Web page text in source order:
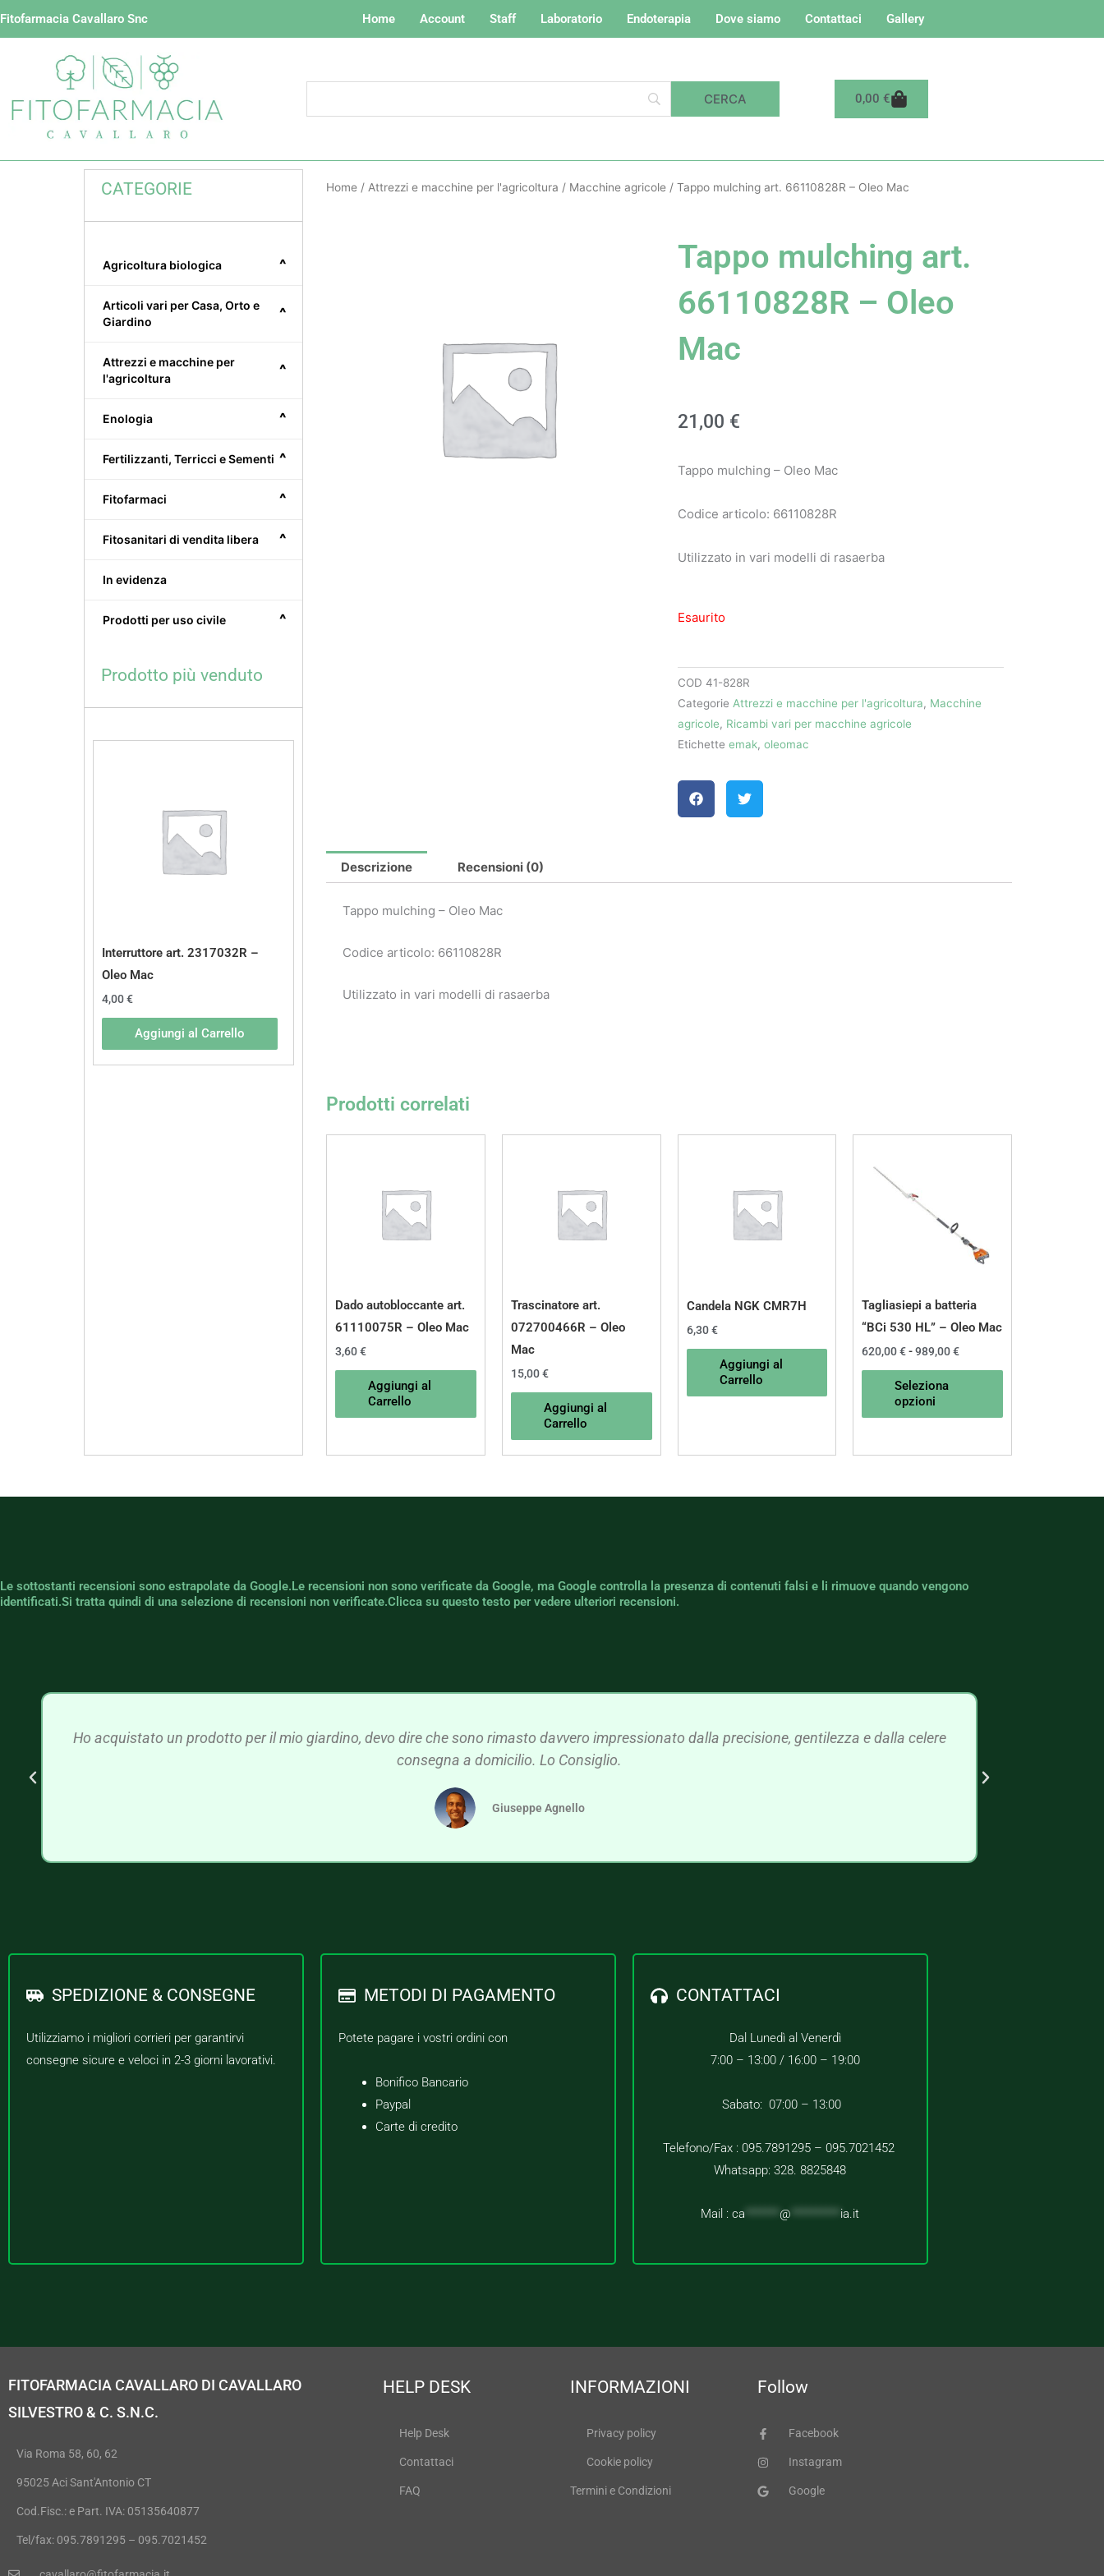
Vai
Fitofarmacia Cavallaro Snc Home Account Staff Laboratorio Endoterapia Dove siamo Contattaci Gallery
0,00 €Carrello
CATEGORIE
^
Agricoltura biologica
^
Articoli vari per Casa, Orto e
Giardino
^
Attrezzi e macchine per
l'agricoltura
^
Enologia
^
Fertilizzanti, Terricci e Sementi
^
Fitofarmaci
^
Fitosanitari di vendita libera
In evidenza
^
Prodotti per uso civile
Prodotto più venduto
Interruttore art. 2317032R –
Oleo Mac
4,00€
Aggiungi al Carrello
Home / Attrezzi e macchine per l'agricoltura / Macchine agricole / Tappo mulching art. 66110828R – Oleo Mac
Tappo mulching art.
66110828R – Oleo
Mac
21,00 €
Tappo mulching – Oleo Mac
Codice articolo: 66110828R
Utilizzato in vari modelli di rasaerba
Esaurito
COD 41-828R
Categorie Attrezzi e macchine per l'agricoltura, Macchine
agricole, Ricambi vari per macchine agricole
Etichette emak, oleomac
Descrizione Recensioni (0)
Tappo mulching – Oleo Mac
Codice articolo: 66110828R
Utilizzato in vari modelli di rasaerba
Prodotti correlati
Dado autobloccante art.
61110075R – Oleo Mac
3,60€
Aggiungi al
Carrello
Trascinatore art.
072700466R – Oleo
Mac
15,00€
Aggiungi al
Carrello
Candela NGK CMR7H
6,30€
Aggiungi al
Carrello
Tagliasiepi a batteria
“BCi 530 HL” – Oleo Mac
620,00€ - 989,00€
Seleziona
opzioni
nella
Le sottostanti recensioni sono estrapolate da Google.Le recensioni non sono verificate da Google, ma Google controlla la presenza di contenuti falsi e li rimuove quando vengono
identificati.Si tratta quindi di una selezione di recensioni non verificate.Clicca su questo testo per vedere ulteriori recensioni.
Ho acquistato un prodotto per il mio giardino, devo dire che sono rimasto davvero impressionato dalla precisione, gentilezza e dalla celere
consegna a domicilio. Lo Consiglio.
Giuseppe Agnello
SPEDIZIONE & CONSEGNE
Utilizziamo i migliori corrieri per garantirvi
consegne sicure e veloci in 2-3 giorni lavorativi.
METODI DI PAGAMENTO
Potete pagare i vostri ordini con
Bonifico Bancario
Paypal
Carte di credito
CONTATTACI
Dal Lunedì al Venerdì
7:00 – 13:00 / 16:00 – 19:00
Sabato: 07:00 – 13:00
Telefono/Fax : 095.7891295 – 095.7021452
Whatsapp: 328. 8825848
Mail :ca *******@ ia.it
FITOFARMACIA CAVALLARO DI CAVALLARO
SILVESTRO & C. S.N.C.
Via Roma 58, 60, 62
95025 Aci Sant'Antonio CT
Cod.Fisc.: e Part. IVA: 05135640877
Tel/fax: 095.7891295 – 095.7021452
HELP DESK
Help Desk
Contattaci
FAQ
INFORMAZIONI
Privacy policy
Cookie policy
Termini e Condizioni
Follow
Facebook
Instagram
Google